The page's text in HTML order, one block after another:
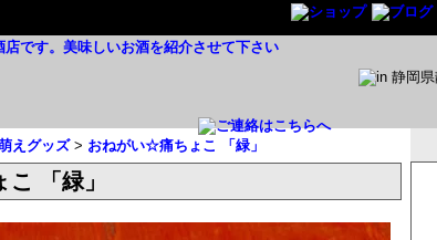
えグッズ> おねがい☆痛ちょこ 「緑」
「緑」